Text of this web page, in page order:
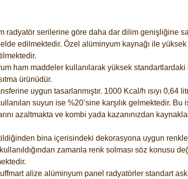
serilerine göre daha dar dilim genişliğine
edilmektedir. Özel alüminyum kaynağı ile
ham maddeler kullanılarak yüksek
ürünüdür.
uygun tasarlanmıştır. 1000 Kcal/h ısıyı
suyun ise %20’sine karşılık gelmektedir.
azaltmakta ve kombi yada kazanınızdan
bina içerisindeki dekorasyona uygun
zamanla renk solması söz konusu
alize alüminyum panel radyatörler standart